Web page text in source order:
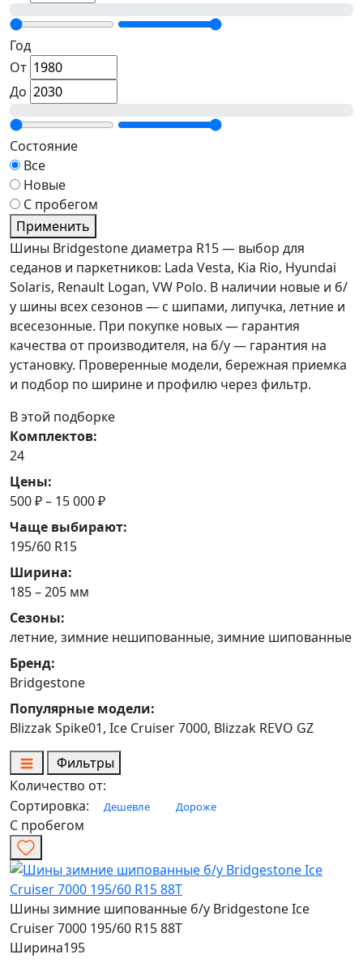
Год
От
До
Состояние
Все
Новые
С пробегом
Применить
Шины Bridgestone диаметра R15 — выбор для
седанов и паркетников: Lada Vesta, Kia Rio, Hyundai
Solaris, Renault Logan, VW Polo. В наличии новые и б/
у шины всех сезонов — с шипами, липучка, летние и
всесезонные. При покупке новых — гарантия
качества от производителя, на б/у — гарантия на
установку. Проверенные модели, бережная приемка
и подбор по ширине и профилю через фильтр.
В этой подборке
Комплектов:
24
Цены:
500 ₽ – 15 000 ₽
Чаще выбирают:
195/60 R15
Ширина:
185 – 205 мм
Сезоны:
летние, зимние нешипованные, зимние шипованные
Бренд:
Bridgestone
Популярные модели:
Blizzak Spike01, Ice Cruiser 7000, Blizzak REVO GZ
Фильтры
Количество от:
Сортировка:
Дешевле Дороже
С пробегом
Шины зимние шипованные б/у Bridgestone Ice
Cruiser 7000 195/60 R15 88T
Ширина195